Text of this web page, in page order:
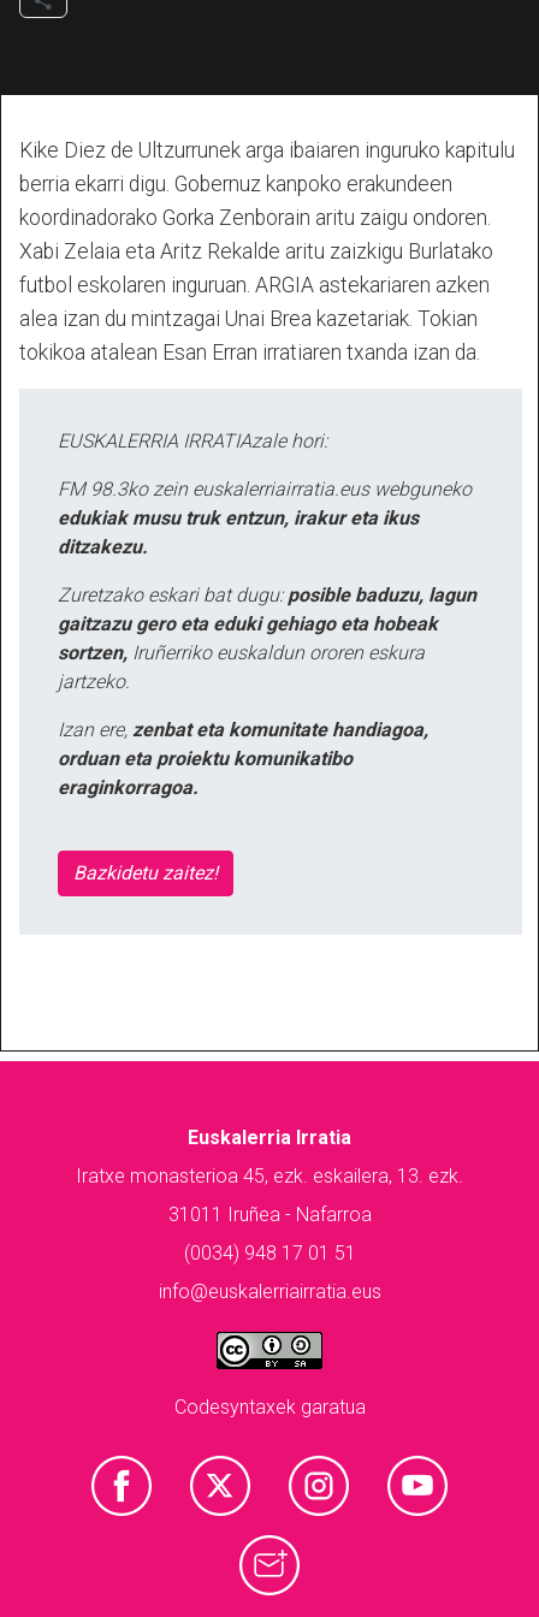
Kike Diez de Ultzurrunek arga ibaiaren inguruko kapitulu
berria ekarri digu. Gobernuz kanpoko erakundeen
koordinadorako Gorka Zenborain aritu zaigu ondoren.
Xabi Zelaia eta Aritz Rekalde aritu zaizkigu Burlatako
futbol eskolaren inguruan. ARGIA astekariaren azken
alea izan du mintzagai Unai Brea kazetariak. Tokian
tokikoa atalean Esan Erran irratiaren txanda izan da.
EUSKALERRIA IRRATIAzale hori:
FM 98.3ko zein euskalerriairratia.eus webguneko
edukiak musu truk entzun, irakur eta ikus
ditzakezu.
Zuretzako eskari bat dugu: posible baduzu, lagun
gaitzazu gero eta eduki gehiago eta hobeak
sortzen, Iruñerriko euskaldun ororen eskura
jartzeko.
Izan ere, zenbat eta komunitate handiagoa,
orduan eta proiektu komunikatibo
eraginkorragoa.
Bazkidetu zaitez!
Euskalerria Irratia
Iratxe monasterioa 45, ezk. eskailera, 13. ezk.
31011 Iruñea - Nafarroa
(0034) 948 17 01 51
info@euskalerriairratia.eus
Codesyntaxek garatua